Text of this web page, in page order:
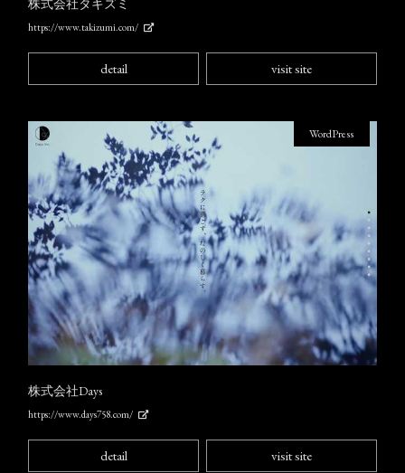
https://www.takizumi.com/
detail visit site
株式会社Days
https://www.days758.com/
WordPress
detail visit site